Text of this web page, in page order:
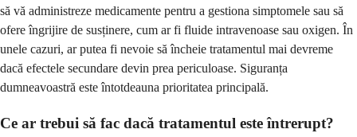
să vă administreze medicamente pentru a gestiona simptomele sau să
ofere îngrijire de susținere, cum ar fi fluide intravenoase sau oxigen. În
unele cazuri, ar putea fi nevoie să încheie tratamentul mai devreme
dacă efectele secundare devin prea periculoase. Siguranța
dumneavoastră este întotdeauna prioritatea principală.
Ce ar trebui să fac dacă tratamentul este întrerupt?